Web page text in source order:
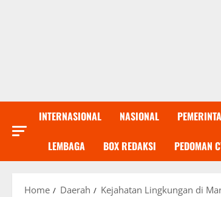
INTERNASIONAL NASIONAL
LEMBAGA BOX REDAKSI PEDOMAN
Home Daerah Kejahatan Lingkungan di